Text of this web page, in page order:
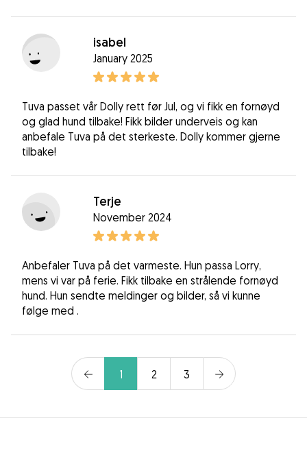
isabel
January 2025
Tuva passet vår Dolly rett før Jul, og vi fikk en fornøyd
og glad hund tilbake! Fikk bilder underveis og kan
anbefale Tuva på det sterkeste. Dolly kommer gjerne
tilbake!
Terje
November 2024
Anbefaler Tuva på det varmeste. Hun passa Lorry,
mens vi var på ferie. Fikk tilbake en strålende fornøyd
hund. Hun sendte meldinger og bilder, så vi kunne
følge med .
1 2 3